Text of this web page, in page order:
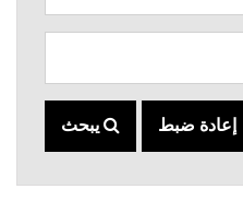
يبحث إعادة ضبط